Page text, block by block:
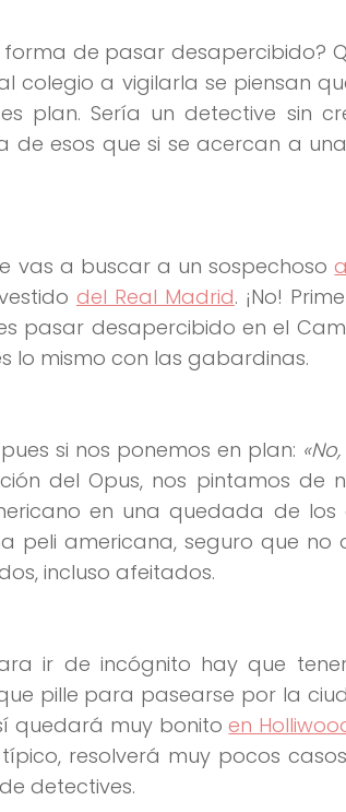
forma de pasar desapercibido?
colegio a vigilarla se piensan
plan. Sería un detective sin
de esos que si se acercan a
vas a buscar a un sospechoso
del Real Madrid. ¡No!
pasar desapercibido en el
lo mismo con las gabardinas.
si nos ponemos en plan:
del Opus, nos pintamos de
en una quedada de los
peli americana, seguro que
incluso afeitados.
ir de incógnito hay que
pille para pasearse por la
quedará muy bonitoen
resolverá muy pocos
detectives.